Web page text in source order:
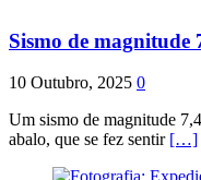
Sismo de magnitude
10 Outubro, 2025 0
Um sismo de magnitude
abalo, que se fez sentir […]